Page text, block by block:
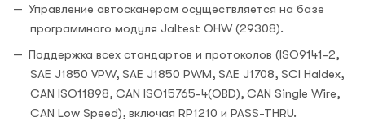
Управление автосканером осуществляется на базе
программного модуля Jaltest OHW (29308).
Поддержка всех стандартов и протоколов (ISO9141-2,
SAE J1850 VPW, SAE J1850 PWM, SAE J1708, SCI Haldex,
CAN ISO11898, CAN ISO15765-4(OBD), CAN Single Wire,
CAN Low Speed), включая RP1210 и PASS-THRU.